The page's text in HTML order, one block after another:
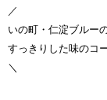
／
いの町・仁淀ブルー
すっきりした味のコ
＼